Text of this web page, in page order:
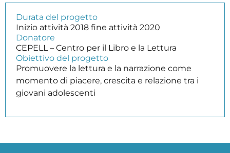
Durata del progetto
Inizio attività 2018 fine attività 2020
Donatore
CEPELL – Centro per il Libro e la Lettura
Obiettivo del progetto
Promuovere la lettura e la narrazione come
momento di piacere, crescita e relazione tra i
giovani adolescenti